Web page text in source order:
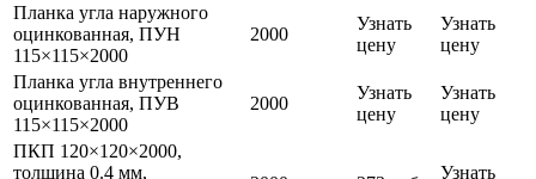
Планка угла наружного
оцинкованная, ПУН
115×115×2000
2000
Узнать
цену
Узнать
цену
Планка угла внутреннего
оцинкованная, ПУВ
115×115×2000
2000
Узнать
цену
Узнать
цену
ПКП 120×120×2000,
толщина 0.4 мм,
Узнать